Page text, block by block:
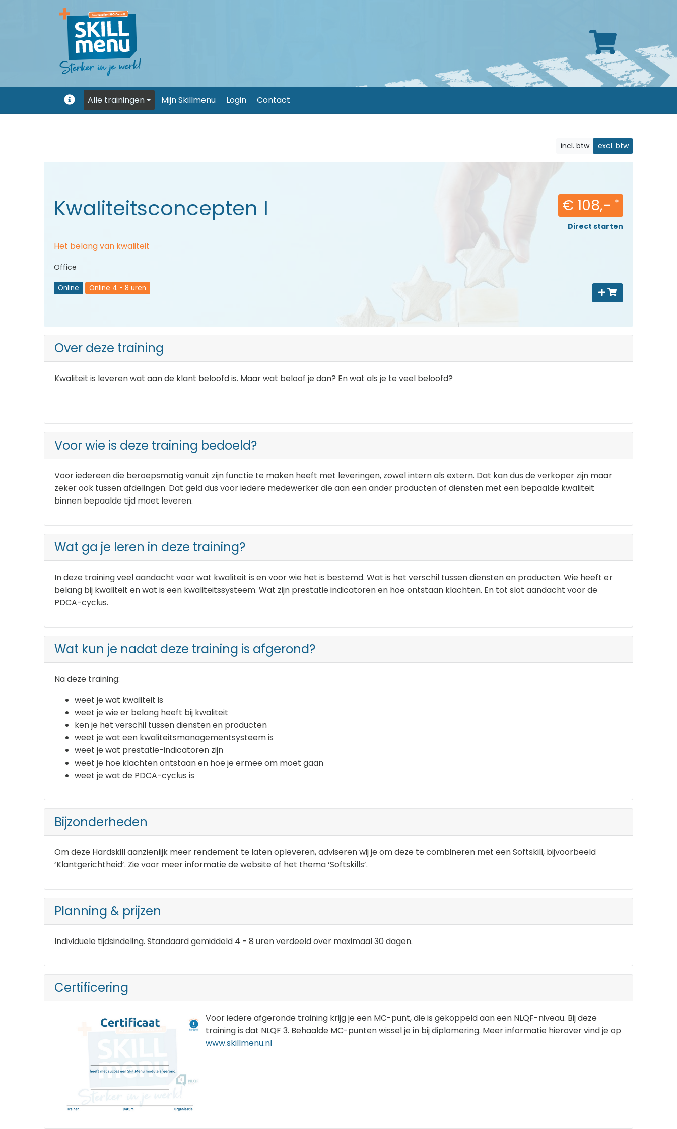
Uitleg
Alle trainingen Mijn Skillmenu Login Contact
incl. btw excl. btw
Kwaliteitsconcepten I € 108,- *
Direct starten
Het belang van kwaliteit
Office
Online Online 4 - 8 uren
Over deze training
Kwaliteit is leveren wat aan de klant beloofd is. Maar wat beloof je dan? En wat als je te veel beloofd?
Voor wie is deze training bedoeld?
Voor iedereen die beroepsmatig vanuit zijn functie te maken heeft met leveringen, zowel intern als extern. Dat kan dus de verkoper zijn maar
zeker ook tussen afdelingen. Dat geld dus voor iedere medewerker die aan een ander producten of diensten met een bepaalde kwaliteit
binnen bepaalde tijd moet leveren.
Wat ga je leren in deze training?
In deze training veel aandacht voor wat kwaliteit is en voor wie het is bestemd. Wat is het verschil tussen diensten en producten. Wie heeft er
belang bij kwaliteit en wat is een kwaliteitssysteem. Wat zijn prestatie indicatoren en hoe ontstaan klachten. En tot slot aandacht voor de
PDCA-cyclus.
Wat kun je nadat deze training is afgerond?
Na deze training:
weet je wat kwaliteit is
weet je wie er belang heeft bij kwaliteit
ken je het verschil tussen diensten en producten
weet je wat een kwaliteitsmanagementsysteem is
weet je wat prestatie-indicatoren zijn
weet je hoe klachten ontstaan en hoe je ermee om moet gaan
weet je wat de PDCA-cyclus is
Bijzonderheden
Om deze Hardskill aanzienlijk meer rendement te laten opleveren, adviseren wij je om deze te combineren met een Softskill, bijvoorbeeld
‘Klantgerichtheid’. Zie voor meer informatie de website of het thema ‘Softskills’.
Planning & prijzen
Individuele tijdsindeling. Standaard gemiddeld 4 - 8 uren verdeeld over maximaal 30 dagen.
Certificering
Voor iedere afgeronde training krijg je een MC-punt, die is gekoppeld aan een NLQF-niveau. Bij deze
training is dat NLQF 3. Behaalde MC-punten wissel je in bij diplomering. Meer informatie hierover vind je op
www.skillmenu.nl